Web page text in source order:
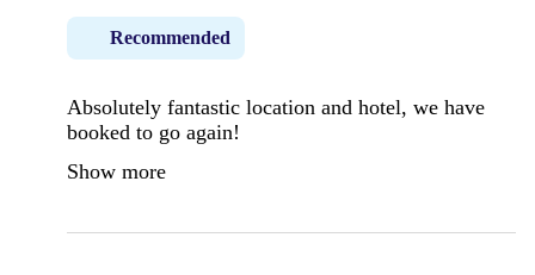
Recommended
Absolutely fantastic location and hotel, we have
booked to go again!
Show more